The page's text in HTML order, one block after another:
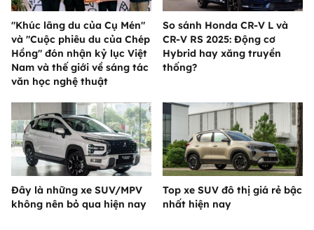
"Khúc lãng du của Cụ Mén"
và "Cuộc phiêu du của Chép
Hồng" đón nhận kỷ lục Việt
Nam và thế giới về sáng tác
văn học nghệ thuật
So sánh Honda CR-V L và
CR-V RS 2025: Động cơ
Hybrid hay xăng truyền
thống?
Đây là những xe SUV/MPV
không nên bỏ qua hiện nay
Top xe SUV đô thị giá rẻ bậc
nhất hiện nay